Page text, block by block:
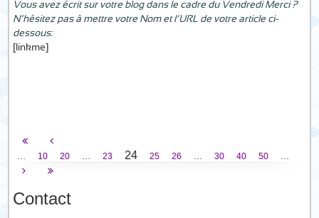
Vous avez écrit sur votre blog dans le cadre du Vendredi Merci ?
N’hésitez pas à mettre votre Nom et l’URL de votre article ci-
dessous:
[linkme]
10 20 23 24 25 26 30 40 50
Contact